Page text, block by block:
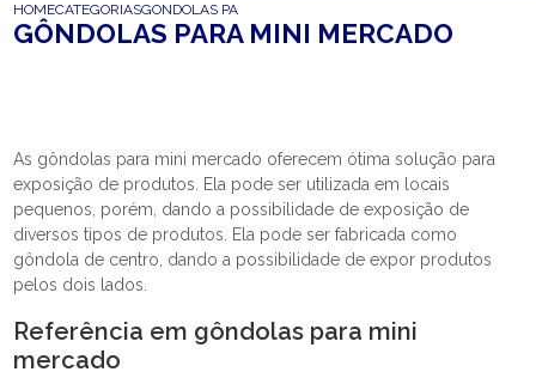
HOMECATEGORIASGONDOLAS PARA MINI MERCADO
GÔNDOLAS PARA MINI MERCADO
As gôndolas para mini mercado oferecem ótima solução para
exposição de produtos. Ela pode ser utilizada em locais
pequenos, porém, dando a possibilidade de exposição de
diversos tipos de produtos. Ela pode ser fabricada como
gôndola de centro, dando a possibilidade de expor produtos
pelos dois lados.
Referência em gôndolas para mini
mercado